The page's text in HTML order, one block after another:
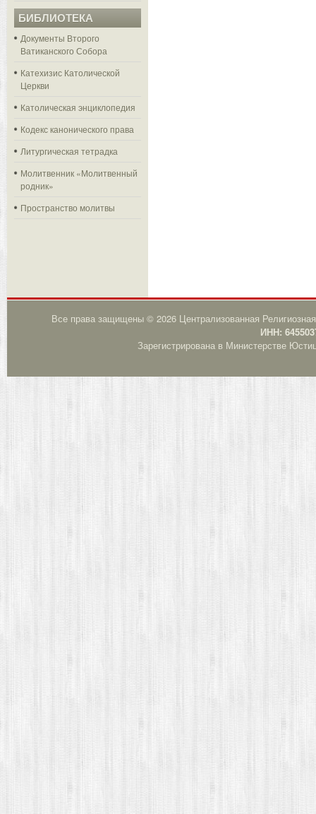
БИБЛИОТЕКА
Документы Второго
Ватиканского Собора
Катехизис Католической
Церкви
Католическая энциклопедия
Кодекс канонического права
Литургическая тетрадка
Молитвенник «Молитвенный
родник»
Пространство молитвы
Все права защищены © 2026 Централизованная
ИНН:
Зарегистрирована в Министерстве